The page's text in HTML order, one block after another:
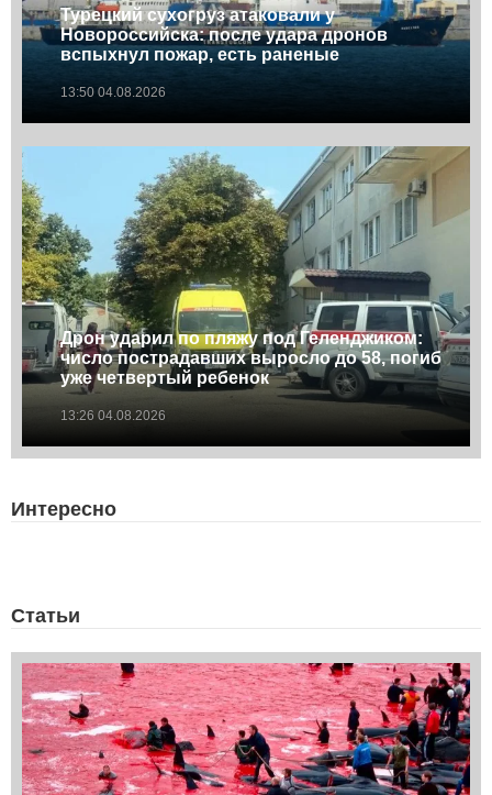
Турецкий сухогруз атаковали у
Новороссийска: после удара дронов
вспыхнул пожар, есть раненые
13:50 04.08.2026
Дрон ударил по пляжу под Геленджиком:
число пострадавших выросло до 58, погиб
уже четвертый ребенок
13:26 04.08.2026
Интересно
Статьи